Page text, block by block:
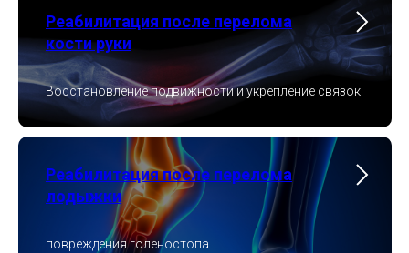
Реабилитация после перелома
кости руки
Восстановление подвижности и укрепление связок
Реабилитация после перелома
лодыжки
повреждения голеностопа